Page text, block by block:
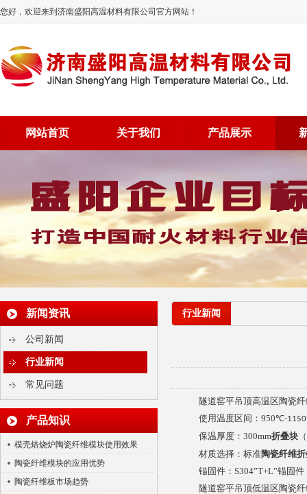
您好，欢迎来到济南盛阳高温材料有限公司官方网站！
网站首页 关于我们 产品展示
新闻资讯
公司新闻
行业新闻
常见问题
产品知识
模壳焙烧炉陶瓷纤维模块使用效果
陶瓷纤维模块的应用优势
陶瓷纤维板市场趋势
陶瓷纤维浇注料
行业新闻
隧道窑平吊顶高温区陶瓷
使用温度区间： 950℃-1150
保温厚度： 300mm折叠块
材质选择：标准陶瓷纤维
锚固件： S304”T+L”锚固件
隧道窑平吊顶低温区陶瓷